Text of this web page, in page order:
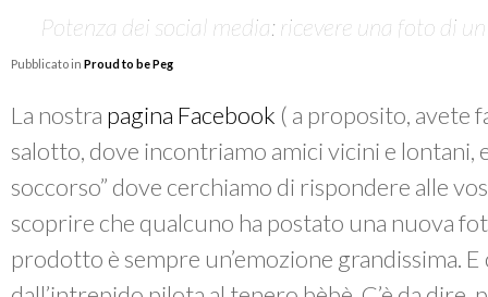
Potenza dei social media: ricevere una foto di
Pubblicato in Proud to be Peg
La nostra pagina Facebook ( a proposito, avete
salotto, dove incontriamo amici vicini e lontani,
soccorso” dove cerchiamo di rispondere alle
scoprire che qualcuno ha postato una nuova
prodotto è sempre un’emozione grandissima.